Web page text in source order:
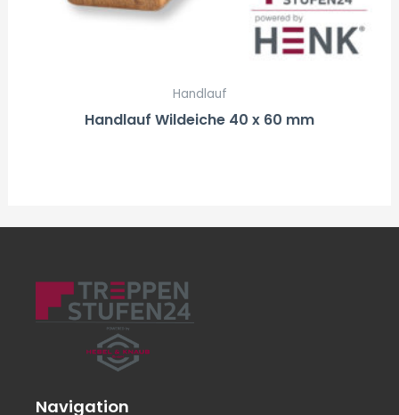
Handlauf
Handlauf Wildeiche 40 x 60 mm
Navigation